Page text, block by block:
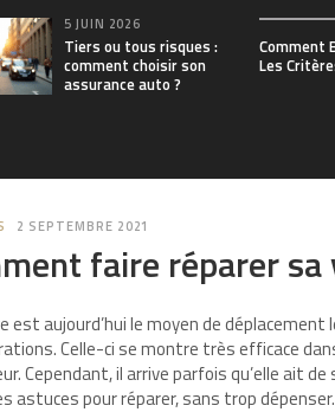
5 JUIN 2026
Tiers ou tous risques :
comment choisir son
assurance auto ?
Comment
Les
2 SEPTEMBRE 2021
faire réparer
est aujourd’hui le moyen de
Celle-ci se montre très efficace
Cependant, il arrive parfois qu’elle ait
astuces pour réparer, sans trop dépenser.